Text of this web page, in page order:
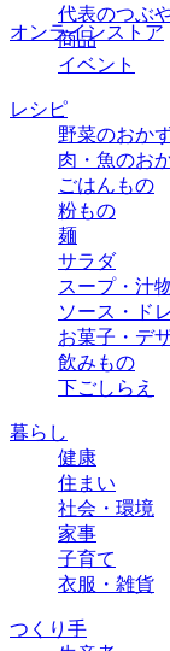
オンラインストア
代表のつぶ
商品
イベント
レシピ
野菜のおか
肉・魚のお
ごはんもの
粉もの
麺
サラダ
スープ・汁
ソース・ド
お菓子・デ
飲みもの
下ごしらえ
暮らし
健康
住まい
社会・環境
家事
子育て
衣服・雑貨
つくり手